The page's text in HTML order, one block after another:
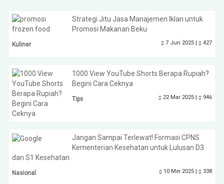
Strategi Jitu Jasa Manajemen Iklan untuk
Promosi Makanan Beku
Kuliner 7 Jun 2025 | 427
1000 View YouTube Shorts Berapa Rupiah?
Begini Cara Ceknya
Tips 22 Mar 2025 | 946
Jangan Sampai Terlewat! Formasi CPNS
Kementerian Kesehatan untuk Lulusan D3
dan S1 Kesehatan
Nasional 10 Mei 2025 | 338